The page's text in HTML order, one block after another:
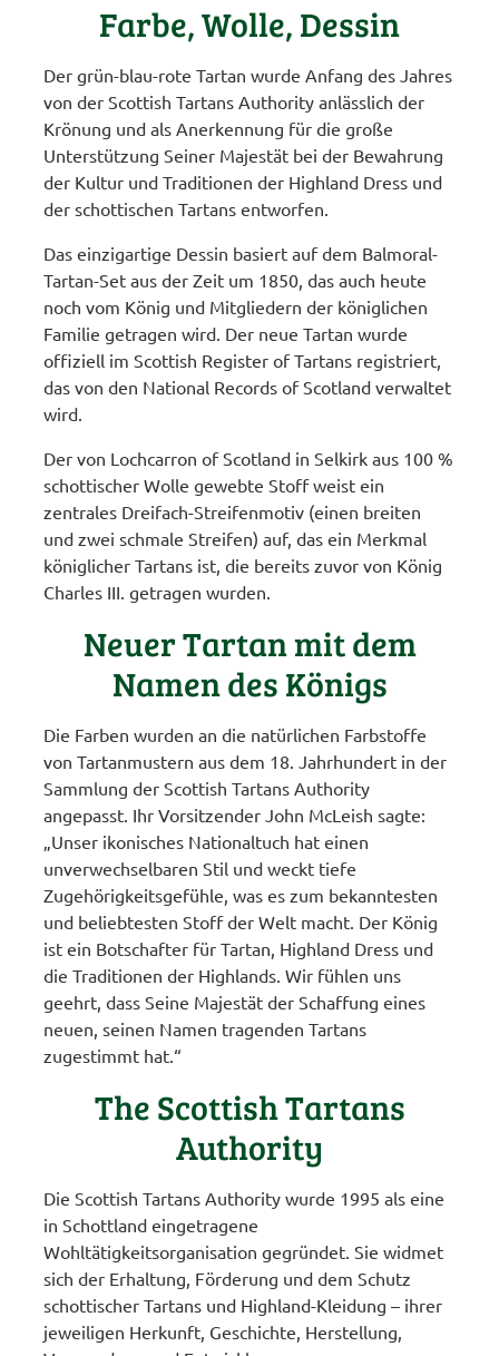
Farbe, Wolle, Dessin
Der grün-blau-rote Tartan wurde Anfang des Jahres
von der Scottish Tartans Authority anlässlich der
Krönung und als Anerkennung für die große
Unterstützung Seiner Majestät bei der Bewahrung
der Kultur und Traditionen der Highland Dress und
der schottischen Tartans entworfen.
Das einzigartige Dessin basiert auf dem Balmoral-
Tartan-Set aus der Zeit um 1850, das auch heute
noch vom König und Mitgliedern der königlichen
Familie getragen wird. Der neue Tartan wurde
offiziell im Scottish Register of Tartans registriert,
das von den National Records of Scotland verwaltet
wird.
Der von Lochcarron of Scotland in Selkirk aus 100 %
schottischer Wolle gewebte Stoff weist ein
zentrales Dreifach-Streifenmotiv (einen breiten
und zwei schmale Streifen) auf, das ein Merkmal
königlicher Tartans ist, die bereits zuvor von König
Charles III. getragen wurden.
Neuer Tartan mit dem
Namen des Königs
Die Farben wurden an die natürlichen Farbstoffe
von Tartanmustern aus dem 18. Jahrhundert in der
Sammlung der Scottish Tartans Authority
angepasst. Ihr Vorsitzender John McLeish sagte:
„Unser ikonisches Nationaltuch hat einen
unverwechselbaren Stil und weckt tiefe
Zugehörigkeitsgefühle, was es zum bekanntesten
und beliebtesten Stoff der Welt macht. Der König
ist ein Botschafter für Tartan, Highland Dress und
die Traditionen der Highlands. Wir fühlen uns
geehrt, dass Seine Majestät der Schaffung eines
neuen, seinen Namen tragenden Tartans
zugestimmt hat.“
The Scottish Tartans
Authority
Die Scottish Tartans Authority wurde 1995 als eine
in Schottland eingetragene
Wohltätigkeitsorganisation gegründet. Sie widmet
sich der Erhaltung, Förderung und dem Schutz
schottischer Tartans und Highland-Kleidung – ihrer
jeweiligen Herkunft, Geschichte, Herstellung,